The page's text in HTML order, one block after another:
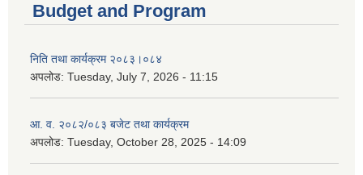
Budget and Program
निति तथा कार्यक्रम २०८३।०८४
अपलोड: Tuesday, July 7, 2026 - 11:15
आ. व. २०८२/०८३ बजेट तथा कार्यक्रम
अपलोड: Tuesday, October 28, 2025 - 14:09